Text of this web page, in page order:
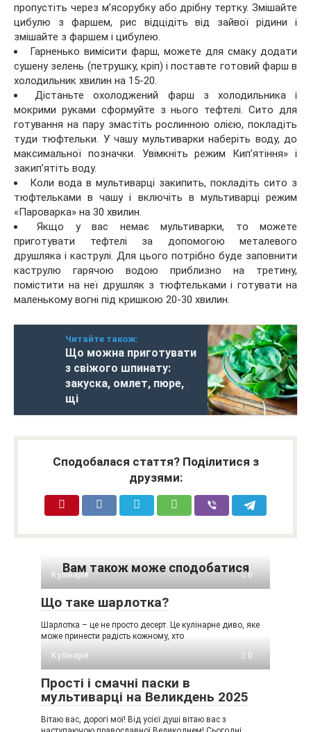
пропустіть через м’ясорубку або дрібну тертку. Змішайте
цибулю з фаршем, рис відцідіть від зайвої рідини і
змішайте з фаршем і цибулею.
Гарненько вимісити фарш, можете для смаку додати
сушену зелень (петрушку, кріп) і поставте готовий фарш в
холодильник хвилин на 15-20.
Дістаньте охолоджений фарш з холодильника і
мокрими руками сформуйте з нього тефтелі. Сито для
готування на пару змастіть рослинною олією, покладіть
туди тюфтельки. У чашу мультиварки наберіть воду, до
максимальної позначки. Увімкніть режим Кип’ятіння» і
закип’ятіть воду.
Коли вода в мультиварці закипить, покладіть сито з
тюфтельками в чашу і включіть в мультиварці режим
«Пароварка» на 30 хвилин.
Якщо у вас немає мультиварки, то можете
приготувати тефтелі за допомогою металевого
друшляка і каструлі. Для цього потрібно буде заповнити
каструлю гарячою водою приблизно на третину,
помістити на неї друшляк з тюфтельками і готувати на
маленькому вогні під кришкою 20-30 хвилин.
Читайте також:
Що можна приготувати
з свіжого шпинату:
закуска, омлет, пюре,
щі
Сподобалася стаття? Поділитися з
друзями:
Вам також може сподобатися
Кулінарія 0
Що таке шарлотка?
Шарлотка – це не просто десерт. Це кулінарне диво, яке
може принести радість кожному, хто
Кулінарія
0
Прості і смачні паски в
мультиварці на Великдень 2025
Вітаю вас, дорогі мої! Від усієї душі вітаю вас з